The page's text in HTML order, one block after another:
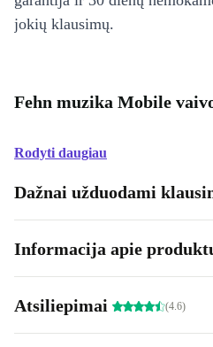
jokių klausimų.
Fehn muzika Mobile
Rodyti daugiau
Dažnai užduodami
Informacija apie
Atsiliepimai (4.6)